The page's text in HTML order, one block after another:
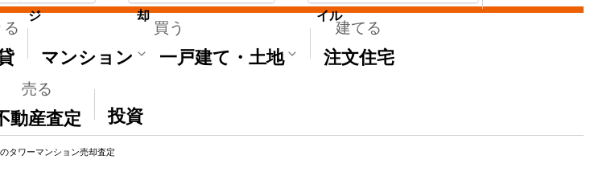
る 買う
マンション 一戸建て・土地
建てる
注文住宅
売る
動産査定
その他
投資
ジ 却 イル
タワーマンション売却査定